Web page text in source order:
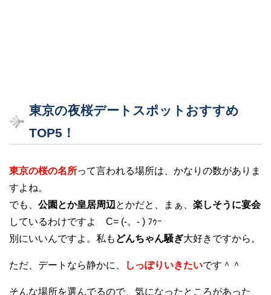
東京の夜桜デートスポットおすすめ
TOP5！
東京の桜の名所って言われる場所は、かなりの数がありま
すよね。
でも、 公園とか皇居周辺とかだと、まぁ、 楽しそうに宴会
しているわけですよ C= (-。- ) ﾌｩｰ
別にいいんですよ。私も どんちゃん騒ぎ大好きですから。
ただ、デートなら静かに、 しっぽりいきたいです＾＾
そんな場所を選んでるので、気になったところがあった